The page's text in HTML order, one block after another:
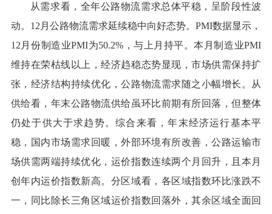
从需求看，全年公路物流需求总体平稳，呈阶段性波
动。12月公路物流需求延续稳中向好态势。PMI数据显示，
12月份制造业PMI为50.2%，与上月持平。本月制造业PMI
维持在荣枯线以上，经济趋稳态势显现，市场供需保持扩
张，经济结构持续优化，公路物流需求随之小幅增长。从
供给看，年末公路物流供给虽环比前期有所回落，但整体
仍处于供大于求趋势。综合来看，年末经济运行基本平
稳，国内市场需求回暖，外部环境有所改善，公路运输市
场供需两端持续优化，运价指数连续两个月回升，且本月
创年内运价指数新高。分区域看，各区域指数环比涨跌不
一，同比除长三角区域运价指数回落外，其余区域全面回